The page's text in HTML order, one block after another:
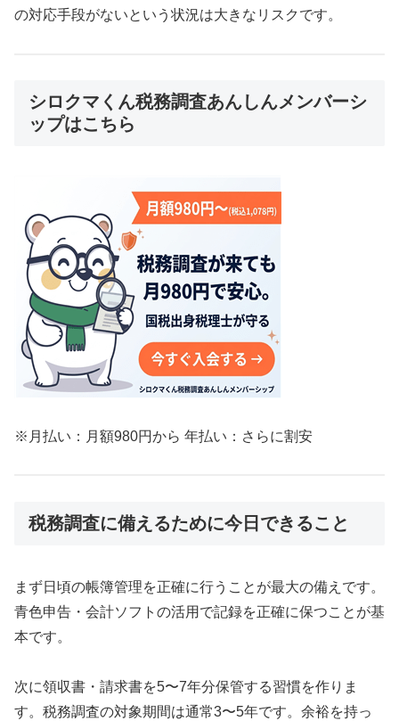
の対応手段がないという状況は大きなリスクです。
シロクマくん税務調査あんしんメンバーシ
ップはこちら
※月払い：月額980円から 年払い：さらに割安
税務調査に備えるために今日できること
まず日頃の帳簿管理を正確に行うことが最大の備えです。
青色申告・会計ソフトの活用で記録を正確に保つことが基
本です。
次に領収書・請求書を5〜7年分保管する習慣を作りま
す。税務調査の対象期間は通常3〜5年です。余裕を持っ